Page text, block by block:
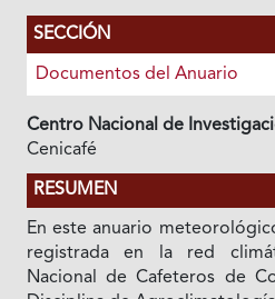
SECCIÓN
Documentos del Anuario
Centro Nacional de
Cenicafé
RESUMEN
En este anuario
registrada en la red
Nacional de Cafeteros de